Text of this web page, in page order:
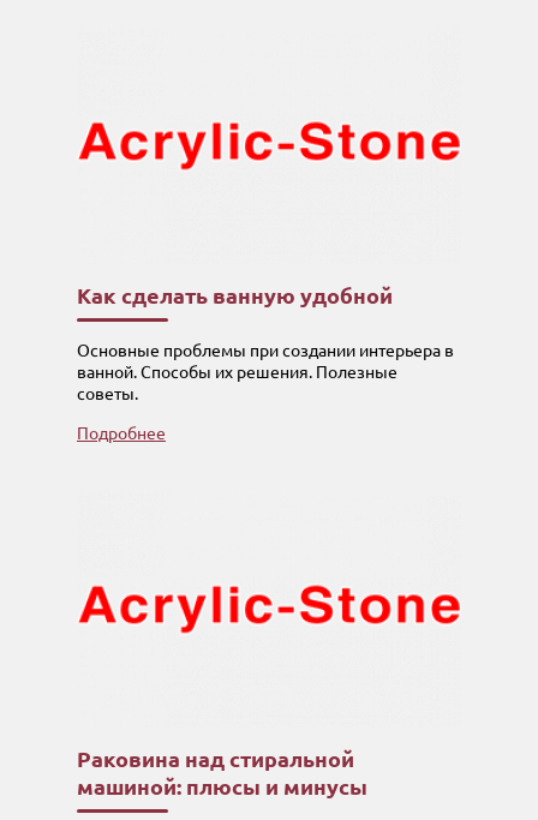
Как сделать ванную удобной
Основные проблемы при создании интерьера в
ванной. Способы их решения. Полезные
советы.
Подробнее
Раковина над стиральной
машиной: плюсы и минусы